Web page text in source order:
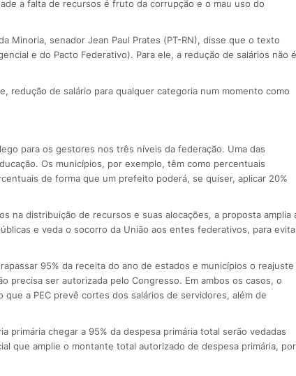
a falta de recursos é fruto da corrupção e o mau uso do
Minoria, senador Jean Paul Prates (PT-RN), disse que o texto
e do Pacto Federativo). Para ele, a redução de salários não é
de salário para qualquer categoria num momento como
para os gestores nos três níveis da federação. Uma das
Os municípios, por exemplo, têm como percentuais
de forma que um prefeito poderá, se quiser, aplicar 20%
na distribuição de recursos e suas alocações, a proposta amplia
e veda o socorro da União aos entes federativos, para
95% da receita do ano de estados e municípios o reajuste
precisa ser autorizada pelo Congresso. Em ambos os casos, o
a PEC prevê cortes dos salários de servidores, além de
primária chegar a 95% da despesa primária total serão vedadas
que amplie o montante total autorizado de despesa primária, por